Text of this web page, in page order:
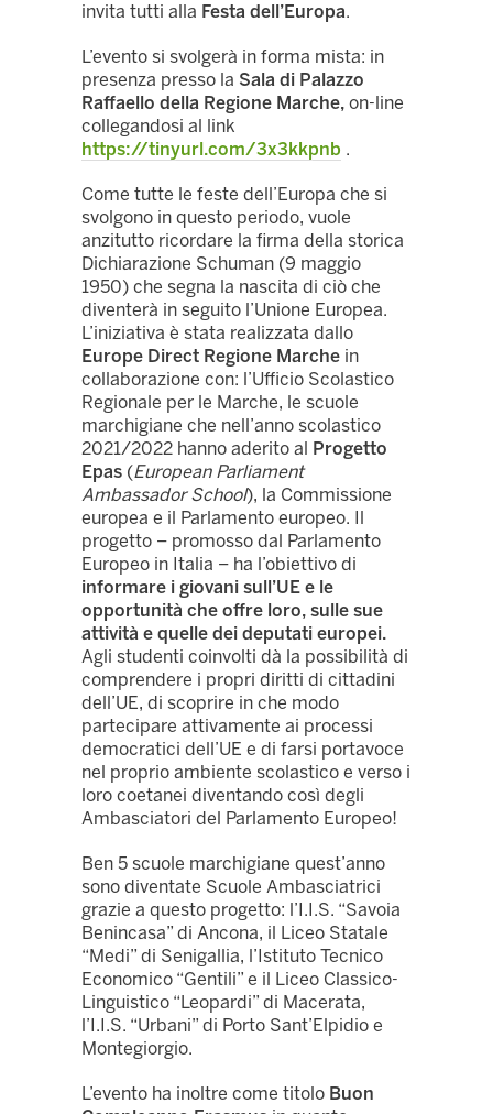
invita tutti alla Festa dell’Europa.
L’evento si svolgerà in forma mista: in
presenza presso la Sala di Palazzo
Raffaello della Regione Marche, on-line
collegandosi al link
https://tinyurl.com/3x3kkpnb .
Come tutte le feste dell’Europa che si
svolgono in questo periodo, vuole
anzitutto ricordare la firma della storica
Dichiarazione Schuman (9 maggio
1950) che segna la nascita di ciò che
diventerà in seguito l’Unione Europea.
L’iniziativa è stata realizzata dallo
Europe Direct Regione Marche in
collaborazione con: l’Ufficio Scolastico
Regionale per le Marche, le scuole
marchigiane che nell’anno scolastico
2021/2022 hanno aderito al
Progetto
Epas (European Parliament
Ambassador School), la Commissione
europea e il Parlamento europeo. Il
progetto – promosso dal Parlamento
Europeo in Italia – ha l’obiettivo di
informare i giovani sull’UE e le
opportunità che offre loro, sulle sue
attività e quelle dei deputati europei.
Agli studenti coinvolti dà la possibilità di
comprendere i propri diritti di cittadini
dell’UE, di scoprire in che modo
partecipare attivamente ai processi
democratici dell’UE e di farsi portavoce
nel proprio ambiente scolastico e verso i
loro coetanei diventando così degli
Ambasciatori del Parlamento Europeo!
Ben 5 scuole marchigiane quest’anno
sono diventate Scuole Ambasciatrici
grazie a questo progetto: l’I.I.S. “Savoia
Benincasa” di Ancona, il Liceo Statale
“Medi” di Senigallia, l’Istituto Tecnico
Economico “Gentili” e il Liceo Classico-
Linguistico “Leopardi” di Macerata,
l’I.I.S. “Urbani” di Porto Sant’Elpidio e
Montegiorgio.
L’evento ha inoltre come titolo Buon